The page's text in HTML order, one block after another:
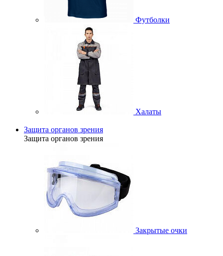
Футболки
Халаты
Защита органов зрения
Защита органов зрения
Закрытые очки